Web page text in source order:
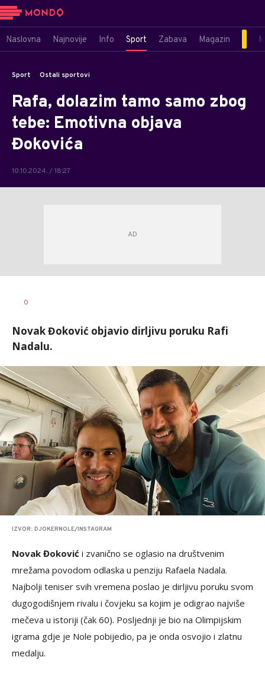
Naslovna Najnovije Info Sport Zabava Magazin
Sport Ostali sportovi
Rafa, dolazim tamo samo zbog
tebe: Emotivna objava
Đokovića
10.10.2024. / 18:27
0
Novak Đoković objavio dirljivu poruku Rafi
Nadalu.
IZVOR: DJOKERNOLE/INSTAGRAM
Novak Đoković i zvanično se oglasio na društvenim
mrežama povodom odlaska u penziju Rafaela Nadala.
Najbolji teniser svih vremena poslao je dirljivu poruku svom
dugogodišnjem rivalu i čovjeku sa kojim je odigrao najviše
mečeva u istoriji (čak 60). Posljednji je bio na Olimpijskim
igrama gdje je Nole pobijedio, pa je onda osvojio i zlatnu
medalju.